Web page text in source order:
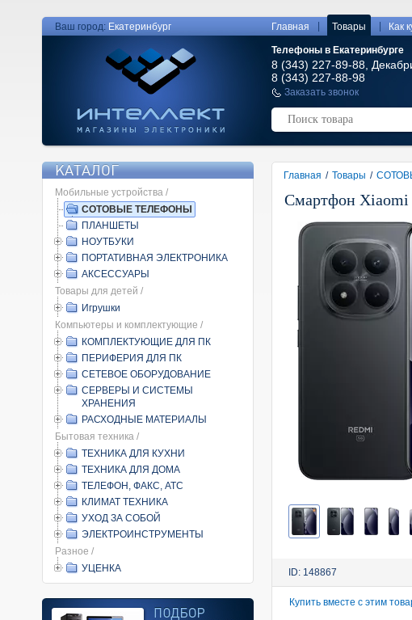
Ваш город: Екатеринбург Главная Товары Как
Телефоны в Екатеринбурге
8 (343) 227-89-88,
8 (343) 227-88-98
Заказать звонок
КАТАЛОГ
Мобильные устройства /
СОТОВЫЕ ТЕЛЕФОНЫ
ПЛАНШЕТЫ
НОУТБУКИ
ПОРТАТИВНАЯ ЭЛЕКТРОНИКА
АКСЕССУАРЫ
Товары для детей /
Игрушки
Компьютеры и комплектующие /
КОМПЛЕКТУЮЩИЕ ДЛЯ ПК
ПЕРИФЕРИЯ ДЛЯ ПК
СЕТЕВОЕ ОБОРУДОВАНИЕ
СЕРВЕРЫ И СИСТЕМЫ
ХРАНЕНИЯ
РАСХОДНЫЕ МАТЕРИАЛЫ
Бытовая техника /
ТЕХНИКА ДЛЯ КУХНИ
ТЕХНИКА ДЛЯ ДОМА
ТЕЛЕФОН, ФАКС, АТС
КЛИМАТ ТЕХНИКА
УХОД ЗА СОБОЙ
ЭЛЕКТРОИНСТРУМЕНТЫ
Разное /
УЦЕНКА
Главная / Товары /
Смартфон Xiaomi
ID: 148867
Купить вместе с этим